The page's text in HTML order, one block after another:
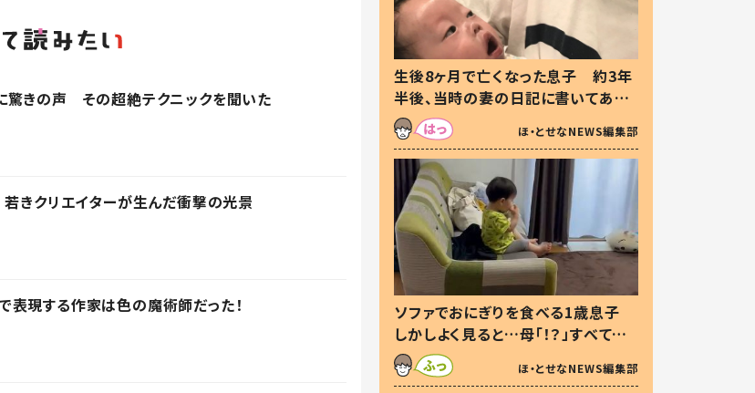
驚きの声 その超絶テクニックを聞いた
きクリエイターが生んだ衝撃の光景
現する作家は色の魔術師だった！
生後8ヶ月で亡くなった息子 約3年
半後、当時の妻の日記に書いてあっ
た本音とは
ほ・とせなNEWS編集部
ソファでおにぎりを食べる1歳息子
しかしよく見ると…母「！？」すべてを
察した母の投稿に「可愛いから許
す！」「現行犯〜」
ほ・とせなNEWS編集部